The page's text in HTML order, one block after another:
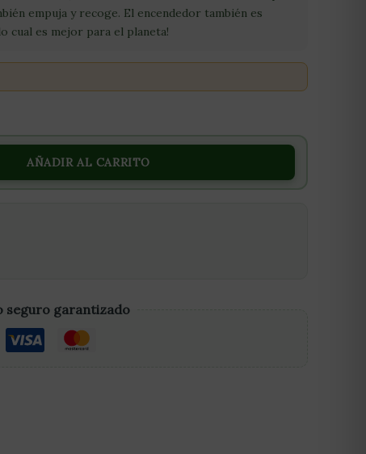
empuja y recoge. El encendedor también es
cual es mejor para el planeta!
AÑADIR AL CARRITO
seguro garantizado